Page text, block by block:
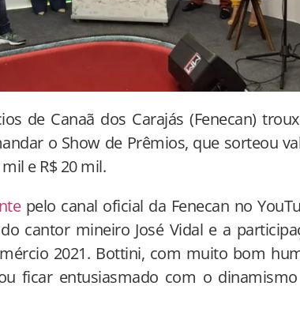
de Canaã dos Carajás (Fenecan)
o Show de Prêmios, que sorteou
e R$ 20 mil.
pelo canal oficial da Fenecan no
cantor mineiro José Vidal e a
2021. Bottini, com muito bom
ficar entusiasmado com o